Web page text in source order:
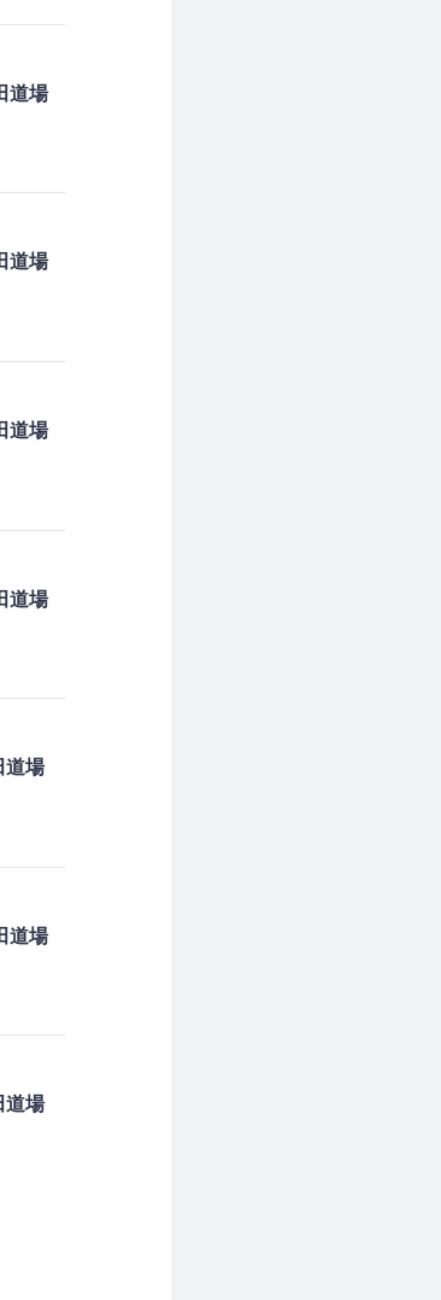
道場
道場
道場
道場
道場
道場
道場